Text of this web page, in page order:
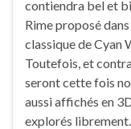
contiendra bel et
Rime proposé
classique de Cyan
Toutefois, et
seront cette fois
aussi affichés en
explorés librement.